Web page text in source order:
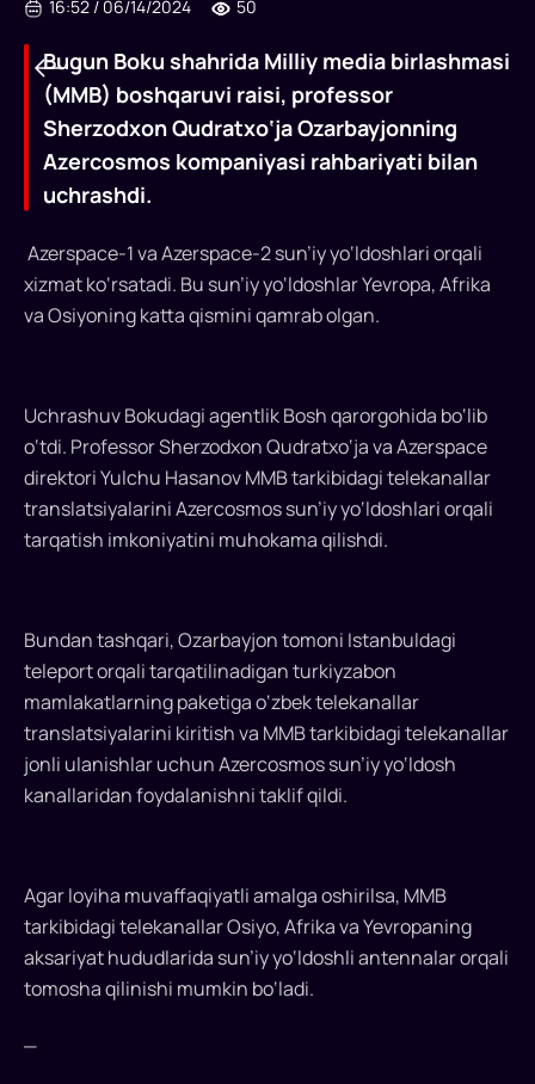
Bugun
Boku
shahrida
birlashmasi
(MMB)
boshqaruvi
raisi,
professor
Qudratxo‘ja
Ozarbayjonning
Azercosmos
rahbariyati
16:52 / 06/14/2024 50
Bugun Boku shahrida Milliy media birlashmasi
(MMB) boshqaruvi raisi, professor
Sherzodxon Qudratxo‘ja Ozarbayjonning
Azercosmos kompaniyasi rahbariyati bilan
uchrashdi.
Azerspace-1 va Azerspace-2 sun’iy yo‘ldoshlari orqali
xizmat ko‘rsatadi. Bu sun’iy yo‘ldoshlar Yevropa, Afrika
va Osiyoning katta qismini qamrab olgan.
Uchrashuv Bokudagi agentlik Bosh qarorgohida bo‘lib
o‘tdi. Professor Sherzodxon Qudratxo‘ja va Azerspace
direktori Yulchu Hasanov MMB tarkibidagi telekanallar
translatsiyalarini Azercosmos sun’iy yo‘ldoshlari orqali
tarqatish imkoniyatini muhokama qilishdi.
Bundan tashqari, Ozarbayjon tomoni Istanbuldagi
teleport orqali tarqatilinadigan turkiyzabon
mamlakatlarning paketiga o‘zbek telekanallar
translatsiyalarini kiritish va MMB tarkibidagi telekanallar
jonli ulanishlar uchun Azercosmos sun’iy yo‘ldosh
kanallaridan foydalanishni taklif qildi.
Agar loyiha muvaffaqiyatli amalga oshirilsa, MMB
tarkibidagi telekanallar Osiyo, Afrika va Yevropaning
aksariyat hududlarida sun’iy yo‘ldoshli antennalar orqali
tomosha qilinishi mumkin bo‘ladi.